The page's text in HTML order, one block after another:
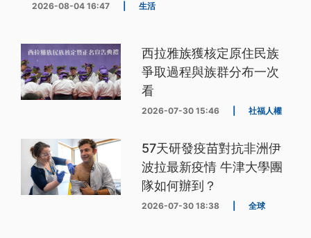
2026-08-04 16:47 生活
西拉雅族獲核定原住民族
爭取過程與族群分布一次
看
2026-07-30 15:46 社福人權
57天研發疫苗對抗非洲伊
波拉最新疫情 牛津大學團
隊如何辦到？
2026-07-30 18:38 全球